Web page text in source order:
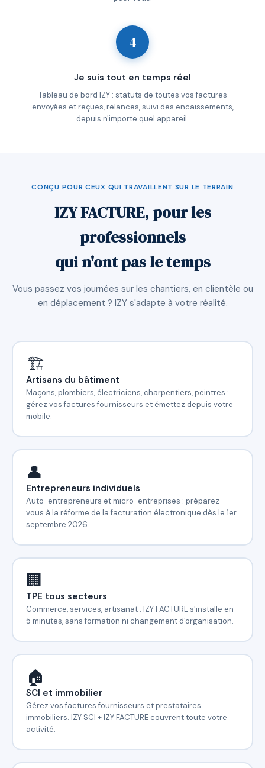
4
Je suis tout en temps réel
Tableau de bord IZY : statuts de toutes vos factures
envoyées et reçues, relances, suivi des encaissements,
depuis n'importe quel appareil.
CONÇU POUR CEUX QUI TRAVAILLENT SUR LE TERRAIN
IZY FACTURE, pour les
professionnels
qui n'ont pas le temps
Vous passez vos journées sur les chantiers, en clientèle ou
en déplacement ? IZY s'adapte à votre réalité.
🏗️
Artisans du bâtiment
Maçons, plombiers, électriciens, charpentiers, peintres :
gérez vos factures fournisseurs et émettez depuis votre
mobile.
👤
Entrepreneurs individuels
Auto-entrepreneurs et micro-entreprises : préparez-
vous à la réforme de la facturation électronique dès le 1er
septembre 2026.
🏢
TPE tous secteurs
Commerce, services, artisanat : IZY FACTURE s'installe en
5 minutes, sans formation ni changement d'organisation.
🏠
SCI et immobilier
Gérez vos factures fournisseurs et prestataires
immobiliers. IZY SCI + IZY FACTURE couvrent toute votre
activité.